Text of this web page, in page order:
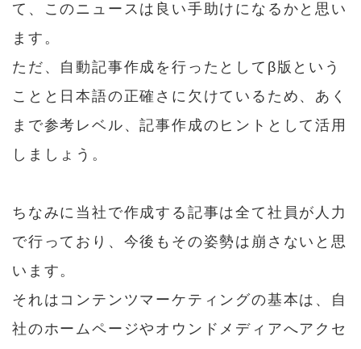
て、このニュースは良い手助けになるかと思い
ます。
ただ、自動記事作成を行ったとしてβ版という
ことと日本語の正確さに欠けているため、あく
まで参考レベル、記事作成のヒントとして活用
しましょう。
ちなみに当社で作成する記事は全て社員が人力
で行っており、今後もその姿勢は崩さないと思
います。
それはコンテンツマーケティングの基本は、自
社のホームページやオウンドメディアへアクセ